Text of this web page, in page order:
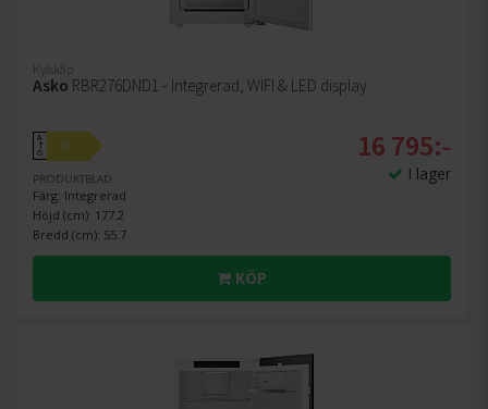
Kylskåp
Asko RBR276DND1 - Integrerad, WIFI & LED display
A
↑
G
D
PRODUKTBLAD
Färg: Integrerad
Höjd (cm): 177.2
Bredd (cm): 55.7
16 795:-
I lager
KÖP